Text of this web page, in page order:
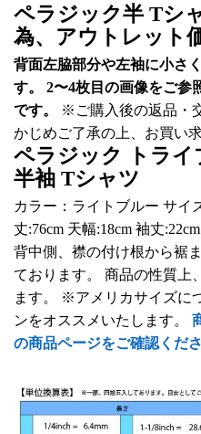
ペラジック半 Tシ
為、アウトレット
背面左脇部分や左袖に小さ
す。 2〜4枚目の画像をご参
です。
※ご購入後の返品・
かじめご了承の上、お買い
ペラジック トラ
半袖 Tシャツ
カラー：ライトブルー サイ
丈:76cm 天幅:18cm 袖丈
背中側、襟の付け根から裾
ております。 商品の性質上
ます。 ※アメリカサイズに
ンをオススメいたします。
の商品ページをご確認くださ